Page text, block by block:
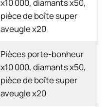
x10 000, diamants x50,
pièce de boîte super
aveugle x20
Pièces porte-bonheur
x10 000, diamants x50,
pièce de boîte super
aveugle x20